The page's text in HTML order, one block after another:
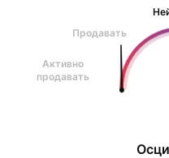
Продавать
Активно
продавать